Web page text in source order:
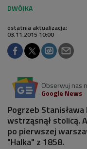
ostatnia aktualizacja:
03.11.2015 10:00
Obserwuj nas
Google News
Pogrzeb
wstrząsnął stolicą.
po pierwszej
"Halka" z 1858.